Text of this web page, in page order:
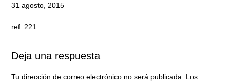
31 agosto, 2015
ref: 221
Deja una respuesta
Tu dirección de correo electrónico no será publicada.
Los